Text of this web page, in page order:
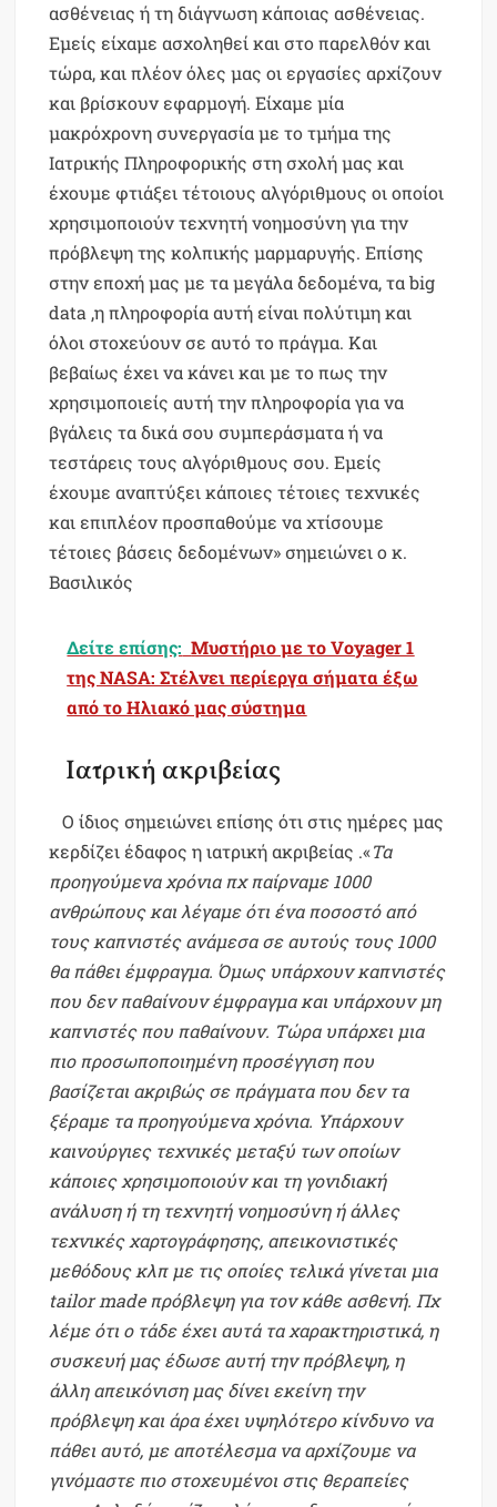
ασθένειας ή τη διάγνωση κάποιας ασθένειας.
Εμείς είχαμε ασχοληθεί και στο παρελθόν και
τώρα, και πλέον όλες μας οι εργασίες αρχίζουν
και βρίσκουν εφαρμογή. Είχαμε μία
μακρόχρονη συνεργασία με το τμήμα της
Ιατρικής Πληροφορικής στη σχολή μας και
έχουμε φτιάξει τέτοιους αλγόριθμους οι οποίοι
χρησιμοποιούν τεχνητή νοημοσύνη για την
πρόβλεψη της κολπικής μαρμαρυγής. Επίσης
στην εποχή μας με τα μεγάλα δεδομένα, τα big
data ,η πληροφορία αυτή είναι πολύτιμη και
όλοι στοχεύουν σε αυτό το πράγμα. Και
βεβαίως έχει να κάνει και με το πως την
χρησιμοποιείς αυτή την πληροφορία για να
βγάλεις τα δικά σου συμπεράσματα ή να
τεστάρεις τους αλγόριθμους σου. Εμείς
έχουμε αναπτύξει κάποιες τέτοιες τεχνικές
και επιπλέον προσπαθούμε να χτίσουμε
τέτοιες βάσεις δεδομένων» σημειώνει ο κ.
Βασιλικός
Δείτε επίσης: Μυστήριο με το Voyager 1
της NASA: Στέλνει περίεργα σήματα έξω
από το Ηλιακό μας σύστημα
Ιατρική ακριβείας
Ο ίδιος σημειώνει επίσης ότι στις ημέρες μας
κερδίζει έδαφος η ιατρική ακριβείας .«Τα
προηγούμενα χρόνια πχ παίρναμε 1000
ανθρώπους και λέγαμε ότι ένα ποσοστό από
τους καπνιστές ανάμεσα σε αυτούς τους 1000
θα πάθει έμφραγμα. Όμως υπάρχουν καπνιστές
που δεν παθαίνουν έμφραγμα και υπάρχουν μη
καπνιστές που παθαίνουν. Τώρα υπάρχει μια
πιο προσωποποιημένη προσέγγιση που
βασίζεται ακριβώς σε πράγματα που δεν τα
ξέραμε τα προηγούμενα χρόνια. Υπάρχουν
καινούργιες τεχνικές μεταξύ των οποίων
κάποιες χρησιμοποιούν και τη γονιδιακή
ανάλυση ή τη τεχνητή νοημοσύνη ή άλλες
τεχνικές χαρτογράφησης, απεικονιστικές
μεθόδους κλπ με τις οποίες τελικά γίνεται μια
tailor made πρόβλεψη για τον κάθε ασθενή. Πχ
λέμε ότι ο τάδε έχει αυτά τα χαρακτηριστικά, η
συσκευή μας έδωσε αυτή την πρόβλεψη, η
άλλη απεικόνιση μας δίνει εκείνη την
πρόβλεψη και άρα έχει υψηλότερο κίνδυνο να
πάθει αυτό, με αποτέλεσμα να αρχίζουμε να
γινόμαστε πιο στοχευμένοι στις θεραπείες